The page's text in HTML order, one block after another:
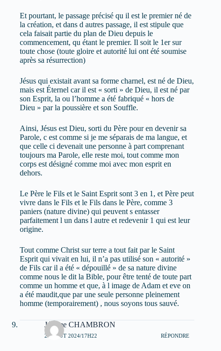
Et pourtant, le passage précisé qu il est le premier né de
la création, et dans d autres passage, il est stipule que
cela faisait partie du plan de Dieu depuis le
commencement, qu étant le premier. Il soit le 1er sur
toute chose (toute gloire et autorité lui ont été soumise
après sa résurrection)
Jésus qui existait avant sa forme charnel, est né de Dieu,
mais est Éternel car il est « sorti » de Dieu, il est né par
son Esprit, la ou l’homme a été fabriqué « hors de
Dieu » par la poussière et son Souffle.
Ainsi, Jésus est Dieu, sorti du Père pour en devenir sa
Parole, c est comme si je me séparais de ma langue, et
que celle ci devenait une personne à part comprenant
toujours ma Parole, elle reste moi, tout comme mon
corps est désigné comme moi avec mon esprit en
dehors.
Le Père le Fils et le Saint Esprit sont 3 en 1, et Père peut
vivre dans le Fils et le Fils dans le Père, comme 3
paniers (nature divine) qui peuvent s entasser
parfaitement l un dans l autre et redevenir 1 qui est leur
origine.
Tout comme Christ sur terre a tout fait par le Saint
Esprit qui vivait en lui, il n’a pas utilisé son « autorité »
de Fils car il a été « dépouillé » de sa nature divine
comme nous le dit la Bible, pour être tenté de toute part
comme un homme et que, à l image de Adam et eve on
a été maudit,que par une seule personne pleinement
homme (temporairement) , nous soyons tous sauvé.
Jérôme CHAMBRON
25 AOÛT 2024/17H22 RÉPONDRE